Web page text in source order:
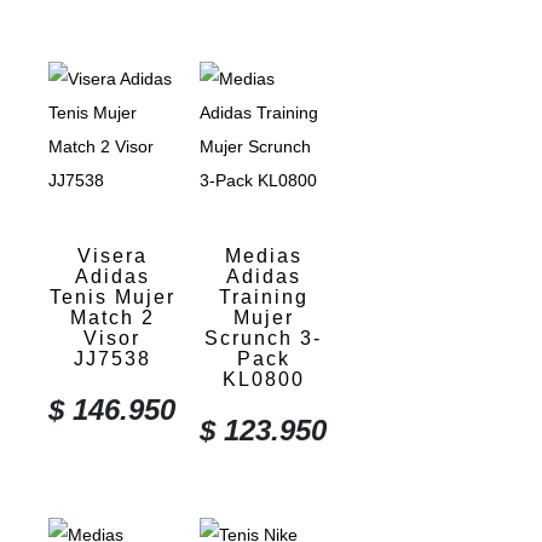
Visera
Adidas
Tenis Mujer
Match 2
Visor
JJ7538
$146.950
Medias
Adidas
Training
Mujer
Scrunch 3-
Pack
KL0800
$123.950